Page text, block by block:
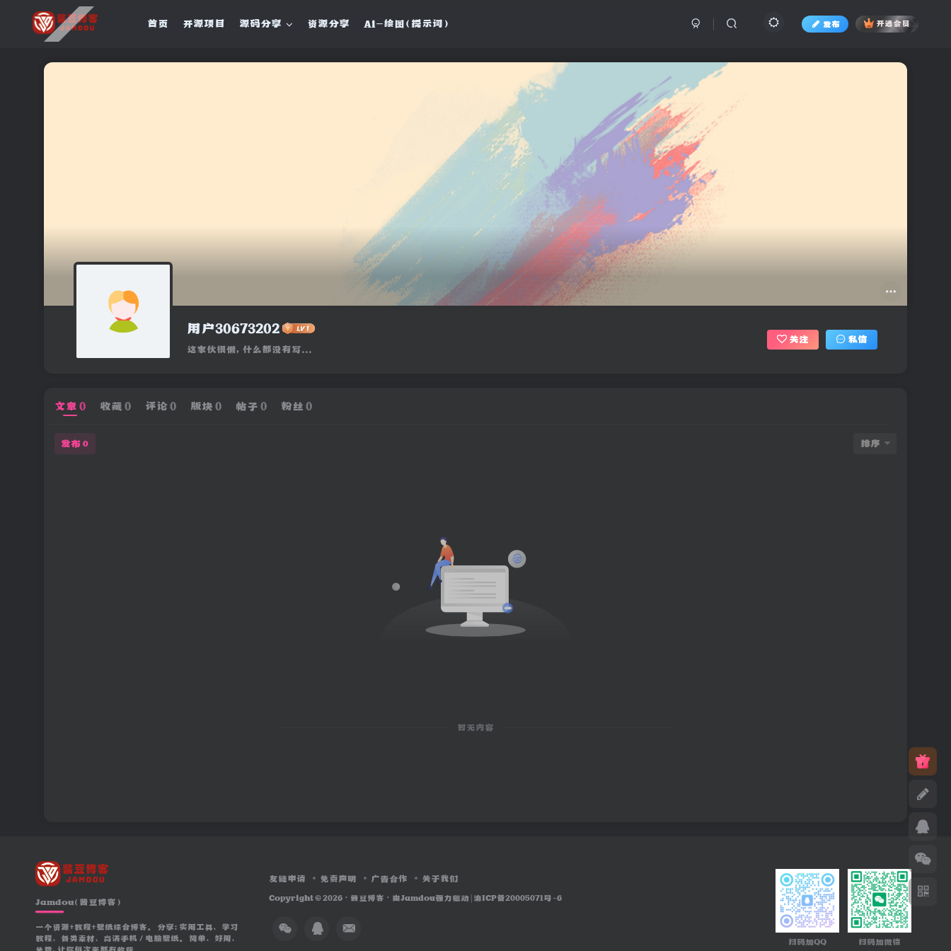
首页 开源项目 源码分享 资源分享 Ai—绘图（提示词） 发布 开通会员
用户30673202
这家伙很懒，什么都没有写...
关注 私信
文章 0 收藏 0 评论 0 版块 0 帖子 0 粉丝 0
发布 0 排序
暂无内容
Jamdou（酱豆博客）
一个资源+教程+壁纸综合博客。 分享：实用工具、学习
教程、各类素材、高清手机 / 电脑壁纸。 简单、好用、
友链申请 免责声明 广告合作 关于我们
Copyright © 2026 · 酱豆博客 · 由Jamdou强力驱动 | 渝ICP备20005071号-6
扫码加QQ 扫码加微信